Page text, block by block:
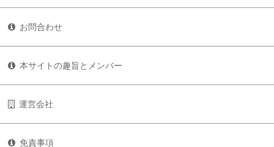
お問合わせ
本サイトの趣旨とメンバー
運営会社
免責事項